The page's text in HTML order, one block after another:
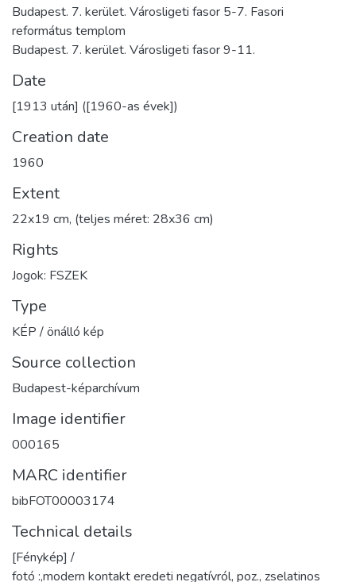
Budapest. 7. kerület. Városligeti fasor 5-7. Fasori
református templom
Budapest. 7. kerület. Városligeti fasor 9-11.
Date
[1913 után] ([1960-as évek])
Creation date
1960
Extent
22x19 cm, (teljes méret: 28x36 cm)
Rights
Jogok: FSZEK
Type
KÉP / önálló kép
Source collection
Budapest-képarchívum
Image identifier
000165
MARC identifier
bibFOT00003174
Technical details
[Fénykép] /
fotó :,modern kontakt eredeti negatívról, poz., zselatinos